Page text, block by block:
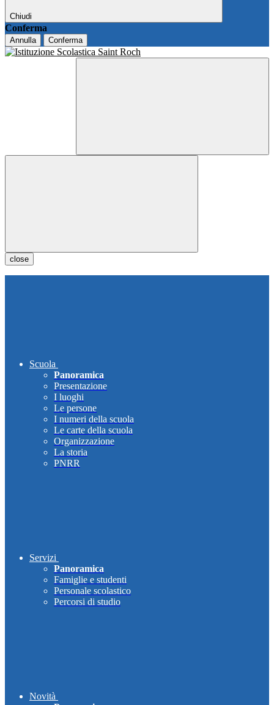
Chiudi
Conferma
Annulla Conferma
close
Scuola
Panoramica
Presentazione
I luoghi
Le persone
I numeri della scuola
Le carte della scuola
Organizzazione
La storia
PNRR
Servizi
Panoramica
Famiglie e studenti
Personale scolastico
Percorsi di studio
Novità